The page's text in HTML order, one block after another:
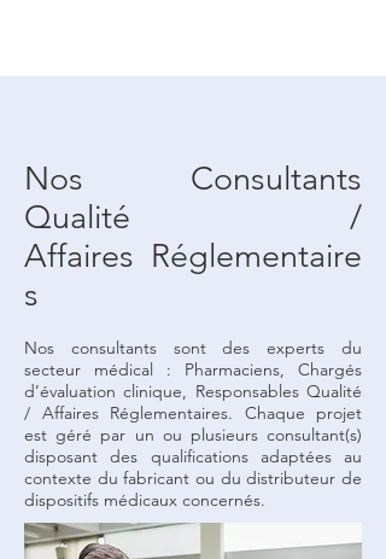
Nos Consultants
Qualité /
Affaires Réglementaire
s
Nos consultants sont des experts du
secteur médical : Pharmaciens, Chargés
d’évaluation clinique, Responsables Qualité
/ Affaires Réglementaires. Chaque projet
est géré par un ou plusieurs consultant(s)
disposant des qualifications adaptées au
contexte du fabricant ou du distributeur de
dispositifs médicaux concernés.